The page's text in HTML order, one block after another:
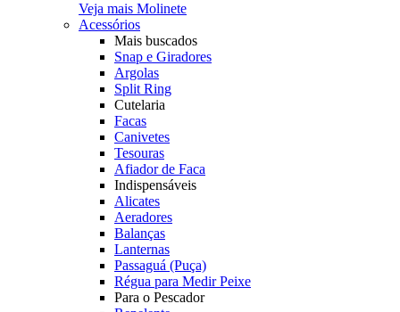
Veja mais Molinete
Acessórios
Mais buscados
Snap e Giradores
Argolas
Split Ring
Cutelaria
Facas
Canivetes
Tesouras
Afiador de Faca
Indispensáveis
Alicates
Aeradores
Balanças
Lanternas
Passaguá (Puça)
Régua para Medir Peixe
Para o Pescador